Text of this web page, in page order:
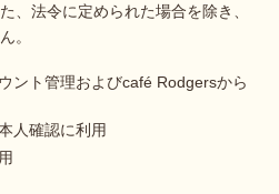
、法令に定められた場合を除き、
。
ント管理およびcafé Rodgersから
人確認に利用